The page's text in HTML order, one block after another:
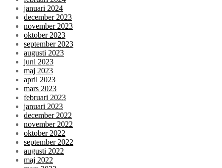
januari 2024
december 2023
november 2023
oktober 2023
september 2023
augusti 2023
juni 2023
maj 2023
april 2023
mars 2023
februari 2023
januari 2023
december 2022
november 2022
oktober 2022
september 2022
augusti 2022
maj 2022